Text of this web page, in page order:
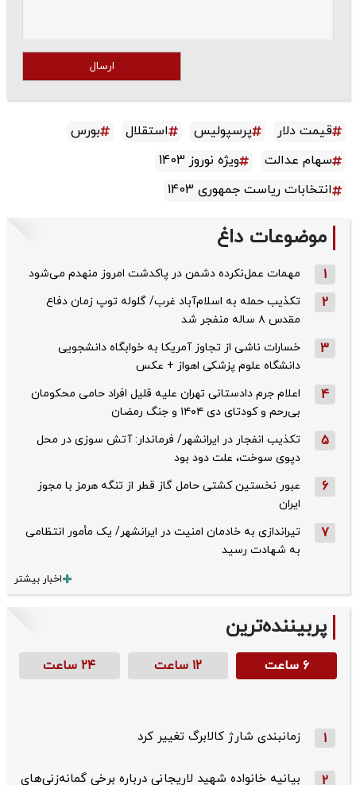
ارسال
قیمت دلار پرسپولیس استقلال
بورس
سهام عدالت
ویژه نوروز 1403
انتخابات ریاست جمهوری 1403
موضوعات داغ
1 مهمات عمل‌نکرده دشمن در پاکدشت امروز منهدم می‌شود
2
تکذیب حمله به اسلام‌آباد غرب/ گلوله توپ زمان دفاع
مقدس ۸ ساله منفجر شد
3
خسارات ناشی از تجاوز آمریکا به خوابگاه دانشجویی
دانشگاه علوم پزشکی اهواز + عکس
4
اعلام جرم دادستانی تهران علیه قلیل افراد حامی محکومان
بی‌رحم و کودتای دی‌ ۱۴۰۴ و جنگ رمضان
5
تکذیب ‌انفجار در ایرانشهر/ فرماندار: آتش سوزی در محل
دپوی سوخت، علت دود بود
6
عبور نخستین کشتی حامل گاز قطر از تنگه هرمز با مجوز
ایران
7
تیراندازی به خادمان امنیت در ایرانشهر/ یک مأمور انتظامی
به شهادت رسید
اخبار بیشتر
پربیننده‌ترین
۶ ساعت ۱۲ ساعت ۲۴ ساعت
1 زمانبندی شارژ کالابرگ تغییر کرد
2 بیانیه خانواده شهید لاریجانی درباره برخی گمانه‌زنی‌های